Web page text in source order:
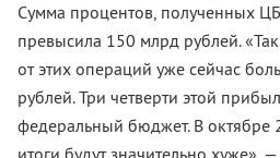
Сумма процентов, полученных
превысила 150 млрд рублей.
от этих операций уже сейчас
рублей. Три четверти этой
федеральный бюджет. В октябре
итоги будут значительно хуже»,